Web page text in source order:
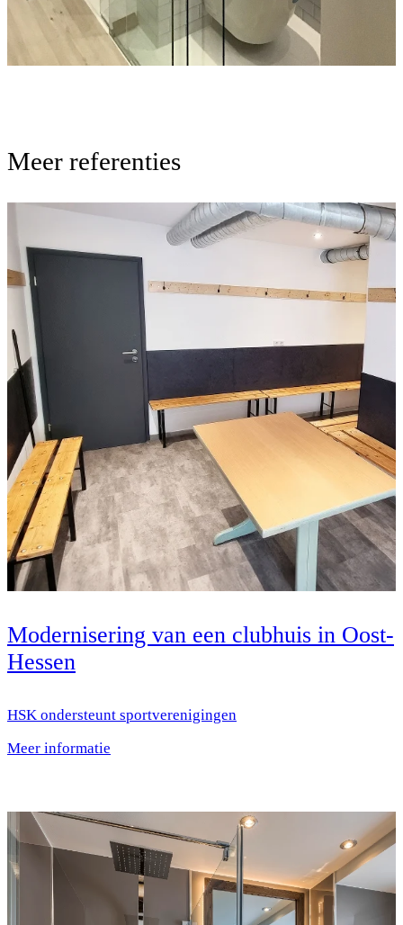
Meer referenties
Modernisering van een clubhuis in Oost-
Hessen
HSK ondersteunt sportverenigingen
Meer informatie